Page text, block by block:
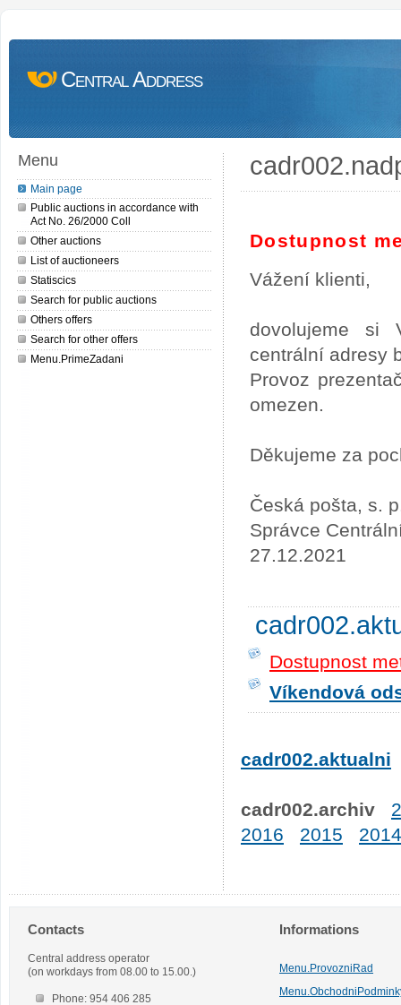
Central Address
Menu
Main page
Public auctions in accordance with
Act No. 26/2000 Coll
Other auctions
List of auctioneers
Statiscics
Search for public auctions
Others offers
Search for other offers
Menu.PrimeZadani
Dostupnost
Vážení klienti,
dovolujeme si
centrální adresy
Provoz
omezen.
Děkujeme za
Česká pošta, s.
Správce
27.12.2021
Dostupnost
Víkendová
cadr002.aktualni
cadr002.archiv
2016
2015 2014
Contacts
Central address operator
(on workdays from 08.00 to 15.00.)
Phone: 954 406 285
Informations
Menu.ProvozniRad